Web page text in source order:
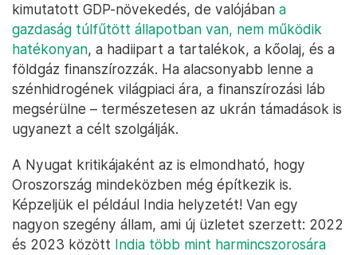
kimutatott GDP-növekedés, de valójában a
gazdaság túlfűtött állapotban van, nem működik
hatékonyan, a hadiipart a tartalékok, a kőolaj, és a
földgáz finanszírozzák. Ha alacsonyabb lenne a
szénhidrogének világpiaci ára, a finanszírozási láb
megsérülne – természetesen az ukrán támadások is
ugyanezt a célt szolgálják.
A Nyugat kritikájaként az is elmondható, hogy
Oroszország mindeközben még építkezik is.
Képzeljük el például India helyzetét! Van egy
nagyon szegény állam, ami új üzletet szerzett: 2022
és 2023 között India több mint harmincszorosára